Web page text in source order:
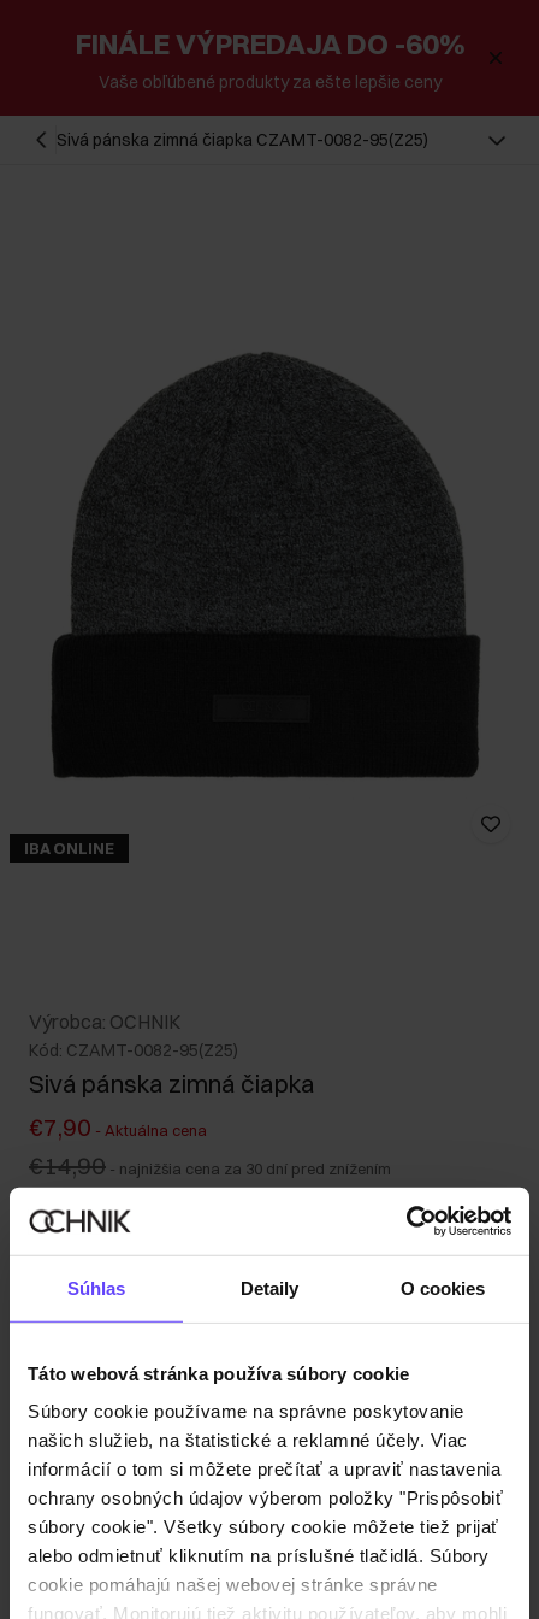
Súhlas Detaily O cookies
Táto webová stránka používa súbory cookie
Súbory cookie používame na správne poskytovanie
našich služieb, na štatistické a reklamné účely. Viac
informácií o tom si môžete prečítať a upraviť nastavenia
ochrany osobných údajov výberom položky "Prispôsobiť
súbory cookie". Všetky súbory cookie môžete tiež prijať
alebo odmietnuť kliknutím na príslušné tlačidlá. Súbory
cookie pomáhajú našej webovej stránke správne
fungovať. Monitorujú tiež aktivitu používateľov, aby mohli
FINÁLE VÝPREDAJA DO -60%
Vaše obľúbené produkty za ešte lepšie ceny
Sivá pánska zimná čiapka CZAMT-0082-95(Z25)
IBA ONLINE
Výrobca: OCHNIK
Kód: CZAMT-0082-95(Z25)
Sivá pánska zimná čiapka
€7,90 - Aktuálna cena
€14,90 - najnižšia cena za 30 dní pred znížením
€14,90- bežná cena
Odoslanie do 1 pracovného dňa
Popis produktu
Detaily
Zloženie a rozmery
Recenzie